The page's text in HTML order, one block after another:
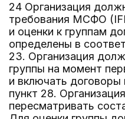
24 Организация
требования МСФО
и оценки к группам
определены в
23. Организация
группы на момент
и включать договоры
пункт 28.
пересматривать